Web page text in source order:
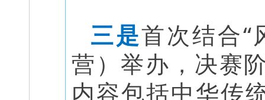
三是首次结合“
营）举办，决赛
内容包括中华传